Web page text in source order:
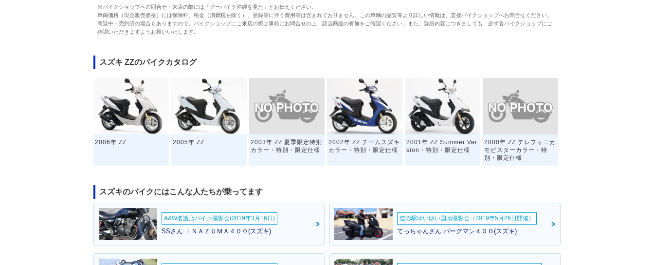
※バイクショップへの問合せ・来店の際には「グーバイク沖縄を見た」とお伝えください。
車両価格（現金販売価格）には保険料、税金（消費税を除く）、登録等に伴う費用等は含まれておりません。この車輌の品質等より詳しい情報は、直接バイクショップへお問合せください。
商談中・売約済の場合もありますので、バイクショップにご来店の際は事前にお問合せの上、該当商品の有無をご確認ください。また、詳細内容につきましても、必ず各バイクショップにご
確認いただきますようお願いいたします。
スズキ ZZのバイクカタログ
2006年 ZZ 2005年 ZZ
2003年 ZZ 夏季限定特別
カラー・特別・限定仕様
2002年 ZZ チームスズキ
カラー・特別・限定仕様
2001年 ZZ Summer Ver
sion・特別・限定仕様
2000年 ZZ テレフォニカ
モビスターカラー・特
別・限定仕様
2000年 ZZ・新登場
スズキのバイクにはこんな人たちが乗ってます
A&W名護店バイク撮影会(2019年3月16日)
SSさん:ＩＮＡＺＵＭＡ４００(スズキ)
道の駅ゆいゆい国頭撮影会（2019年5月26日開催）
てっちゃんさん:バーグマン４００(スズキ)